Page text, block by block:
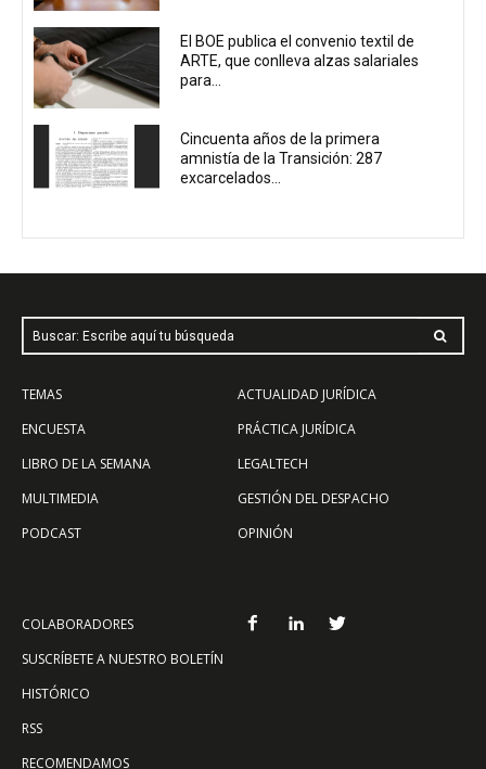
El BOE publica el convenio textil de
ARTE, que conlleva alzas salariales
para...
Cincuenta años de la primera
amnistía de la Transición: 287
excarcelados...
Buscar: Escribe aquí tu búsqueda
TEMAS
ENCUESTA
LIBRO DE LA SEMANA
MULTIMEDIA
PODCAST
ACTUALIDAD JURÍDICA
PRÁCTICA JURÍDICA
LEGALTECH
GESTIÓN DEL DESPACHO
OPINIÓN
COLABORADORES
SUSCRÍBETE A NUESTRO BOLETÍN
HISTÓRICO
RSS
RECOMENDAMOS